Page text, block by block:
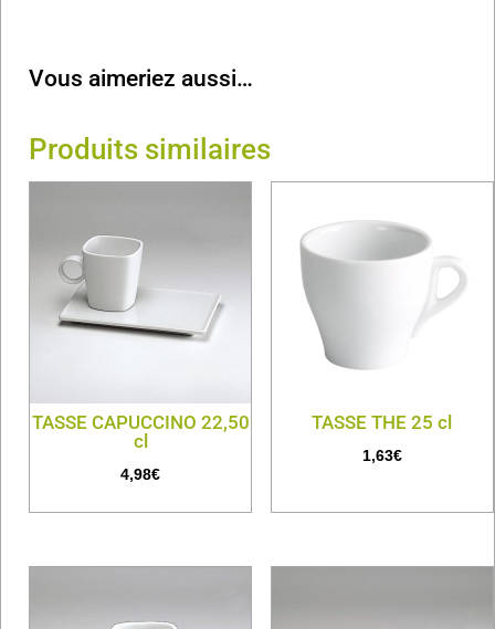
Vous aimeriez aussi…
Produits similaires
TASSE CAPUCCINO 22,50
cl
4,98€
TASSE THE 25 cl
1,63€